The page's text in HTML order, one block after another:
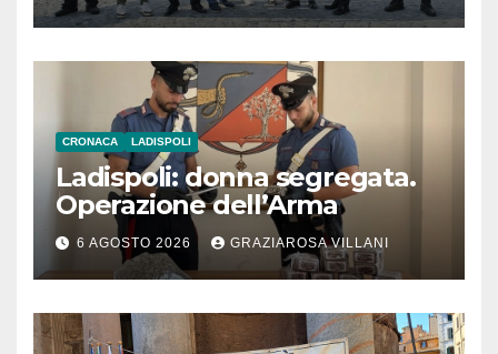
CRONACA LADISPOLI
Ladispoli: donna segregata.
Operazione dell’Arma
6 AGOSTO 2026 GRAZIAROSA VILLANI